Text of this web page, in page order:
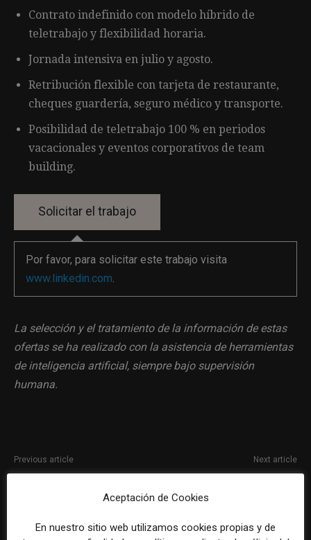
Contrato indefinido con modelo híbrido de
teletrabajo y flexibilidad horaria.
Jornada intensiva en julio y agosto.
Retribución flexible con tarjeta de restaurante,
cheques guardería, seguro médico y transporte.
Posibilidad de teletrabajo 100 % en periodos
vacacionales y eventos corporativos de team
building.
Por favor, para solicitar este trabajo visita
www.linkedin.com.
La selección y el tratamiento de la información de estas
ofertas se ha realizado con la asistencia de herramientas
de inteligencia artificial, siempre bajo supervisión
humana.
Previous article
en Second Life para
carreras afines
Next article
Madrid para Red Bull
Aceptación de Cookies
En nuestro sitio web utilizamos cookies propias y de